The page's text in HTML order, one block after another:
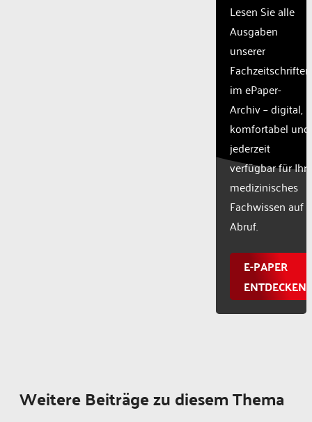
Lesen Sie alle
Ausgaben
unserer
Fachzeitschriften
im ePaper-
Archiv – digital,
komfortabel und
jederzeit
verfügbar für Ihr
medizinisches
Fachwissen auf
Abruf.
E-PAPER
ENTDECKEN
Weitere Beiträge zu diesem Thema